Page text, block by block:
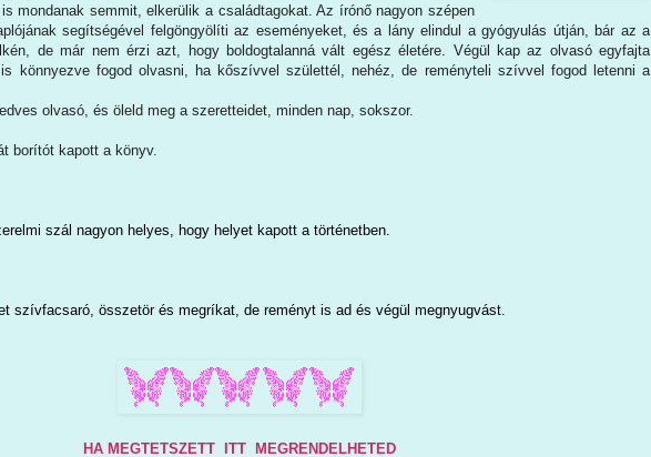
mondanak semmit, elkerülik a családtagokat. Az írónő nagyon szépen
segítségével felgöngyölíti az eseményeket, és a lány elindul a gyógyulás útján, bár az a
de már nem érzi azt, hogy boldogtalanná vált egész életére. Végül kap az olvasó egyfajta
könnyezve fogod olvasni, ha kőszívvel születtél, nehéz, de reményteli szívvel fogod letenni a
olvasó, és öleld meg a szeretteidet, minden nap, sokszor.
borítót kapott a könyv.
szál nagyon helyes, hogy helyet kapott a történetben.
szívfacsaró, összetör és megríkat, de reményt is ad és végül megnyugvást.
HA MEGTETSZETT ITT MEGRENDELHETED